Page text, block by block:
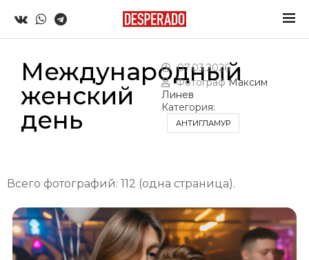
Международный
женский
день
07.03.2026
ФотографМаксим
Линев
Категория:
АНТИГЛАМУР
Всего фотографий: 112 (одна страница).